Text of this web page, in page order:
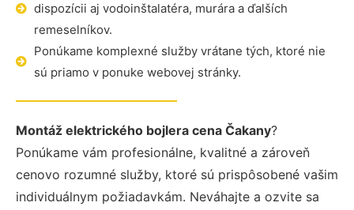
dispozícii aj vodoinštalatéra, murára a ďalších
remeselníkov.
Ponúkame komplexné služby vrátane tých, ktoré nie
sú priamo v ponuke webovej stránky.
Montáž elektrického bojlera cena Čakany?
Ponúkame vám profesionálne, kvalitné a zároveň
cenovo rozumné služby, ktoré sú prispôsobené vašim
individuálnym požiadavkám. Neváhajte a ozvite sa